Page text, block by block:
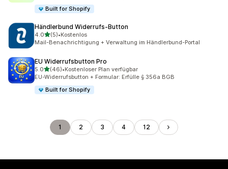
Built for Shopify
Händlerbund Widerrufs‑Button
4.0별 5개 중
(5)
총 리뷰 5개
•Kostenlos
Mail-Benachrichtigung + Verwaltung im Händlerbund-Portal
EU Widerrufsbutton Pro
5.0별 5개 중
(46)
총 리뷰 46개
•Kostenloser Plan verfügbar
EU-Widerrufsbutton + Formular: Erfülle § 356a BGB
Built for Shopify
1 2 3 4 12